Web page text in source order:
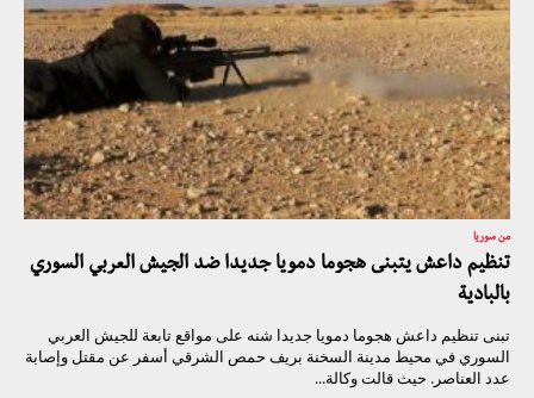
من سوريا
تنظيم داعش يتبنى هجوما دمويا جديدا ضد الجيش العربي السوري
بالبادية
تبنى تنظيم داعش هجوما دمويا جديدا شنه على مواقع تابعة للجيش العربي
السوري في محيط مدينة السخنة بريف حمص الشرقي أسفر عن مقتل وإصابة
عدد العناصر. حيث قالت وكالة...